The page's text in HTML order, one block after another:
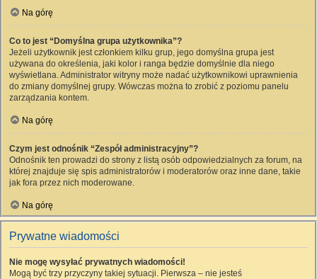
Na górę
Co to jest “Domyślna grupa użytkownika”?
Jeżeli użytkownik jest członkiem kilku grup, jego domyślna grupa jest
używana do określenia, jaki kolor i ranga będzie domyślnie dla niego
wyświetlana. Administrator witryny może nadać użytkownikowi uprawnienia
do zmiany domyślnej grupy. Wówczas można to zrobić z poziomu panelu
zarządzania kontem.
Na górę
Czym jest odnośnik “Zespół administracyjny”?
Odnośnik ten prowadzi do strony z listą osób odpowiedzialnych za forum, na
której znajduje się spis administratorów i moderatorów oraz inne dane, takie
jak fora przez nich moderowane.
Na górę
Prywatne wiadomości
Nie mogę wysyłać prywatnych wiadomości!
Mogą być trzy przyczyny takiej sytuacji. Pierwsza – nie jesteś